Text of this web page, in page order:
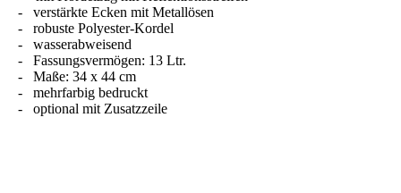
- verstärkte Ecken mit Metallösen
- robuste Polyester-Kordel
- wasserabweisend
- Fassungsvermögen: 13 Ltr.
- Maße: 34 x 44 cm
- mehrfarbig bedruckt
- optional mit Zusatzzeile